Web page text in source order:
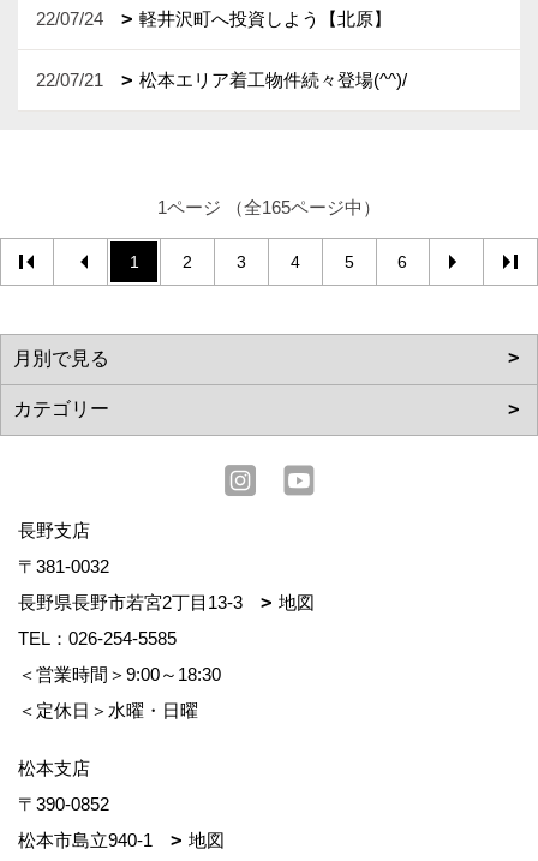
22/07/24 軽井沢町へ投資しよう【北原】
22/07/21 松本エリア着工物件続々登場(^^)/
1ページ （全165ページ中）
1 2 3 4 5 6
長野支店
〒381-0032
長野県長野市若宮2丁目13-3
地図
TEL： 026-254-5585
＜営業時間＞9:00～18:30
＜定休日＞水曜・日曜
松本支店
〒390-0852
松本市島立940-1
地図